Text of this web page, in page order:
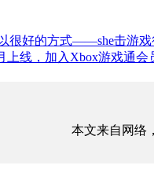
很好的方式——she击游
上线，加入Xbox游戏通
本文来自网络